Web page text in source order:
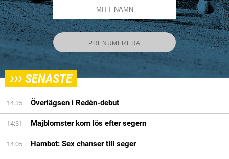
››› SENASTE
14:35 Överlägsen i Redén-debut
14:31 Majblomster kom lös efter segern
14:05 Hambot: Sex chanser till seger